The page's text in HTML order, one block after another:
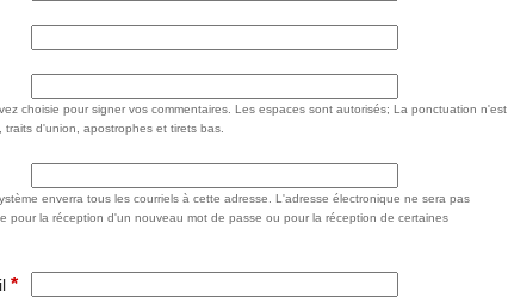
choisie pour signer vos commentaires. Les espaces sont autorisés; La ponctuation n'est
d'union, apostrophes et tirets bas.
enverra tous les courriels à cette adresse. L'adresse électronique ne sera pas
pour la réception d'un nouveau mot de passe ou pour la réception de certaines
*